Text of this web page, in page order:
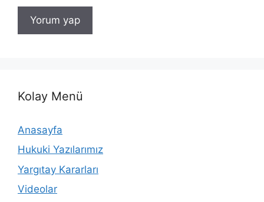
Kolay Menü
Anasayfa
Hukuki Yazılarımız
Yargıtay Kararları
Videolar